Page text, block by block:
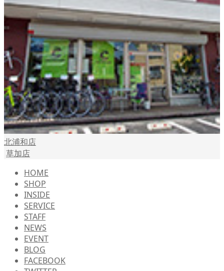
北浦和店
草加店
HOME
SHOP
INSIDE
SERVICE
STAFF
NEWS
EVENT
BLOG
FACEBOOK